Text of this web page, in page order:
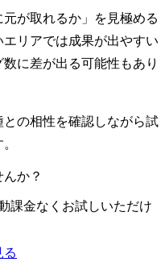
が取れるか」を見極める
リアでは成果が出やすい
に差が出る可能性もあり
の相性を確認しながら試
か？
課金なくお試しいただけ
る